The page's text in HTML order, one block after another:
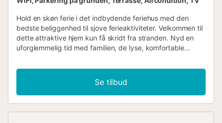
Hold en skøn ferie i det indbydende feriehus med den
bedste beliggenhed til sjove ferieaktiviteter. Velkommen til
dette attraktive hjem kun få skridt fra stranden. Nyd en
uforglemmelig tid med familien, de lyse, komfortable
aftener her med spil og gode samtaler ved spisebordet
eller i stuesofaen. Nyd solen på terrassen, spis ude på
dejlige dage og tilbring de milde sommeraftener udendørs.
Lige efter morgenmaden går du til stranden, som ligger
Se tilbud